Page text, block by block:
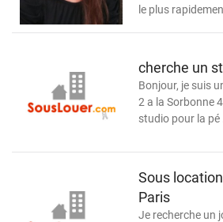
le plus
cherche un
Bonjour, je suis
2 a la Sorbonne
studio pour la pé
Sous
Paris
Je recherche un